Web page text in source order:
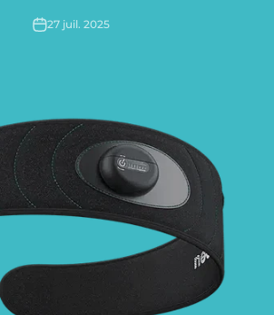
27 juil. 2025